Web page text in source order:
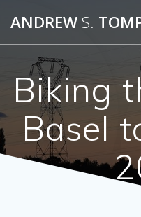
ANDREW S.
Biking
Basel